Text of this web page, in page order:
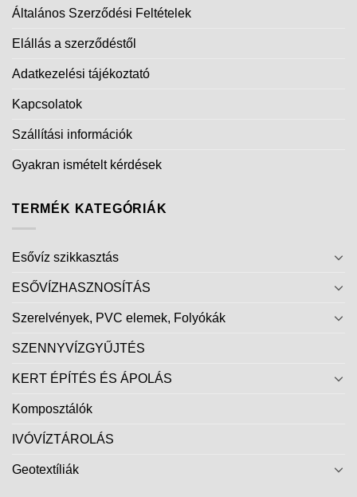
Általános Szerződési Feltételek
Elállás a szerződéstől
Adatkezelési tájékoztató
Kapcsolatok
Szállítási információk
Gyakran ismételt kérdések
TERMÉK KATEGÓRIÁK
Esővíz szikkasztás
ESŐVÍZHASZNOSÍTÁS
Szerelvények, PVC elemek, Folyókák
SZENNYVÍZGYŰJTÉS
KERT ÉPÍTÉS ÉS ÁPOLÁS
Komposztálók
IVÓVÍZTÁROLÁS
Geotextíliák